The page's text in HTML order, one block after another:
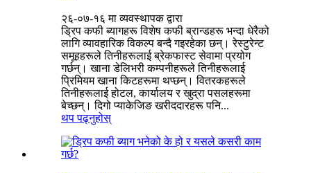
२६-०७-१६ मा व्यवस्थापक द्वारा
ड्रिप कफी ब्यागहरू विशेष कफी ब्रान्डहरू भन्दा धेरैको
लागि व्यावहारिक विकल्प बन्दै गइरहेका छन्। रेस्टुरेन्ट
समूहहरूले तिनीहरूलाई ब्रेकफास्ट सेवामा प्रयोग
गर्छन्। खाना डेलिभरी कम्पनीहरूले तिनीहरूलाई
प्रिमियम खाना किटहरूमा थप्छन्। वितरकहरूले
तिनीहरूलाई होटल, कार्यालय र खुद्रा पसलहरूमा
बेच्छन्। दिगो प्याकेजिङ खरीददारहरू पनि...
थप पढ्नुहोस्